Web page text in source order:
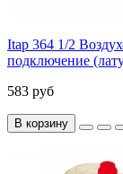
Itap 364 1/2
подключение
583 руб
В корзину